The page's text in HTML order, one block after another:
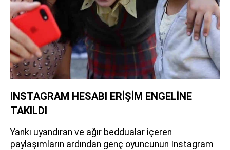
INSTAGRAM HESABI ERİŞİM ENGELİNE
TAKILDI
Yankı uyandıran ve ağır beddualar içeren
paylaşımların ardından genç oyuncunun Instagram